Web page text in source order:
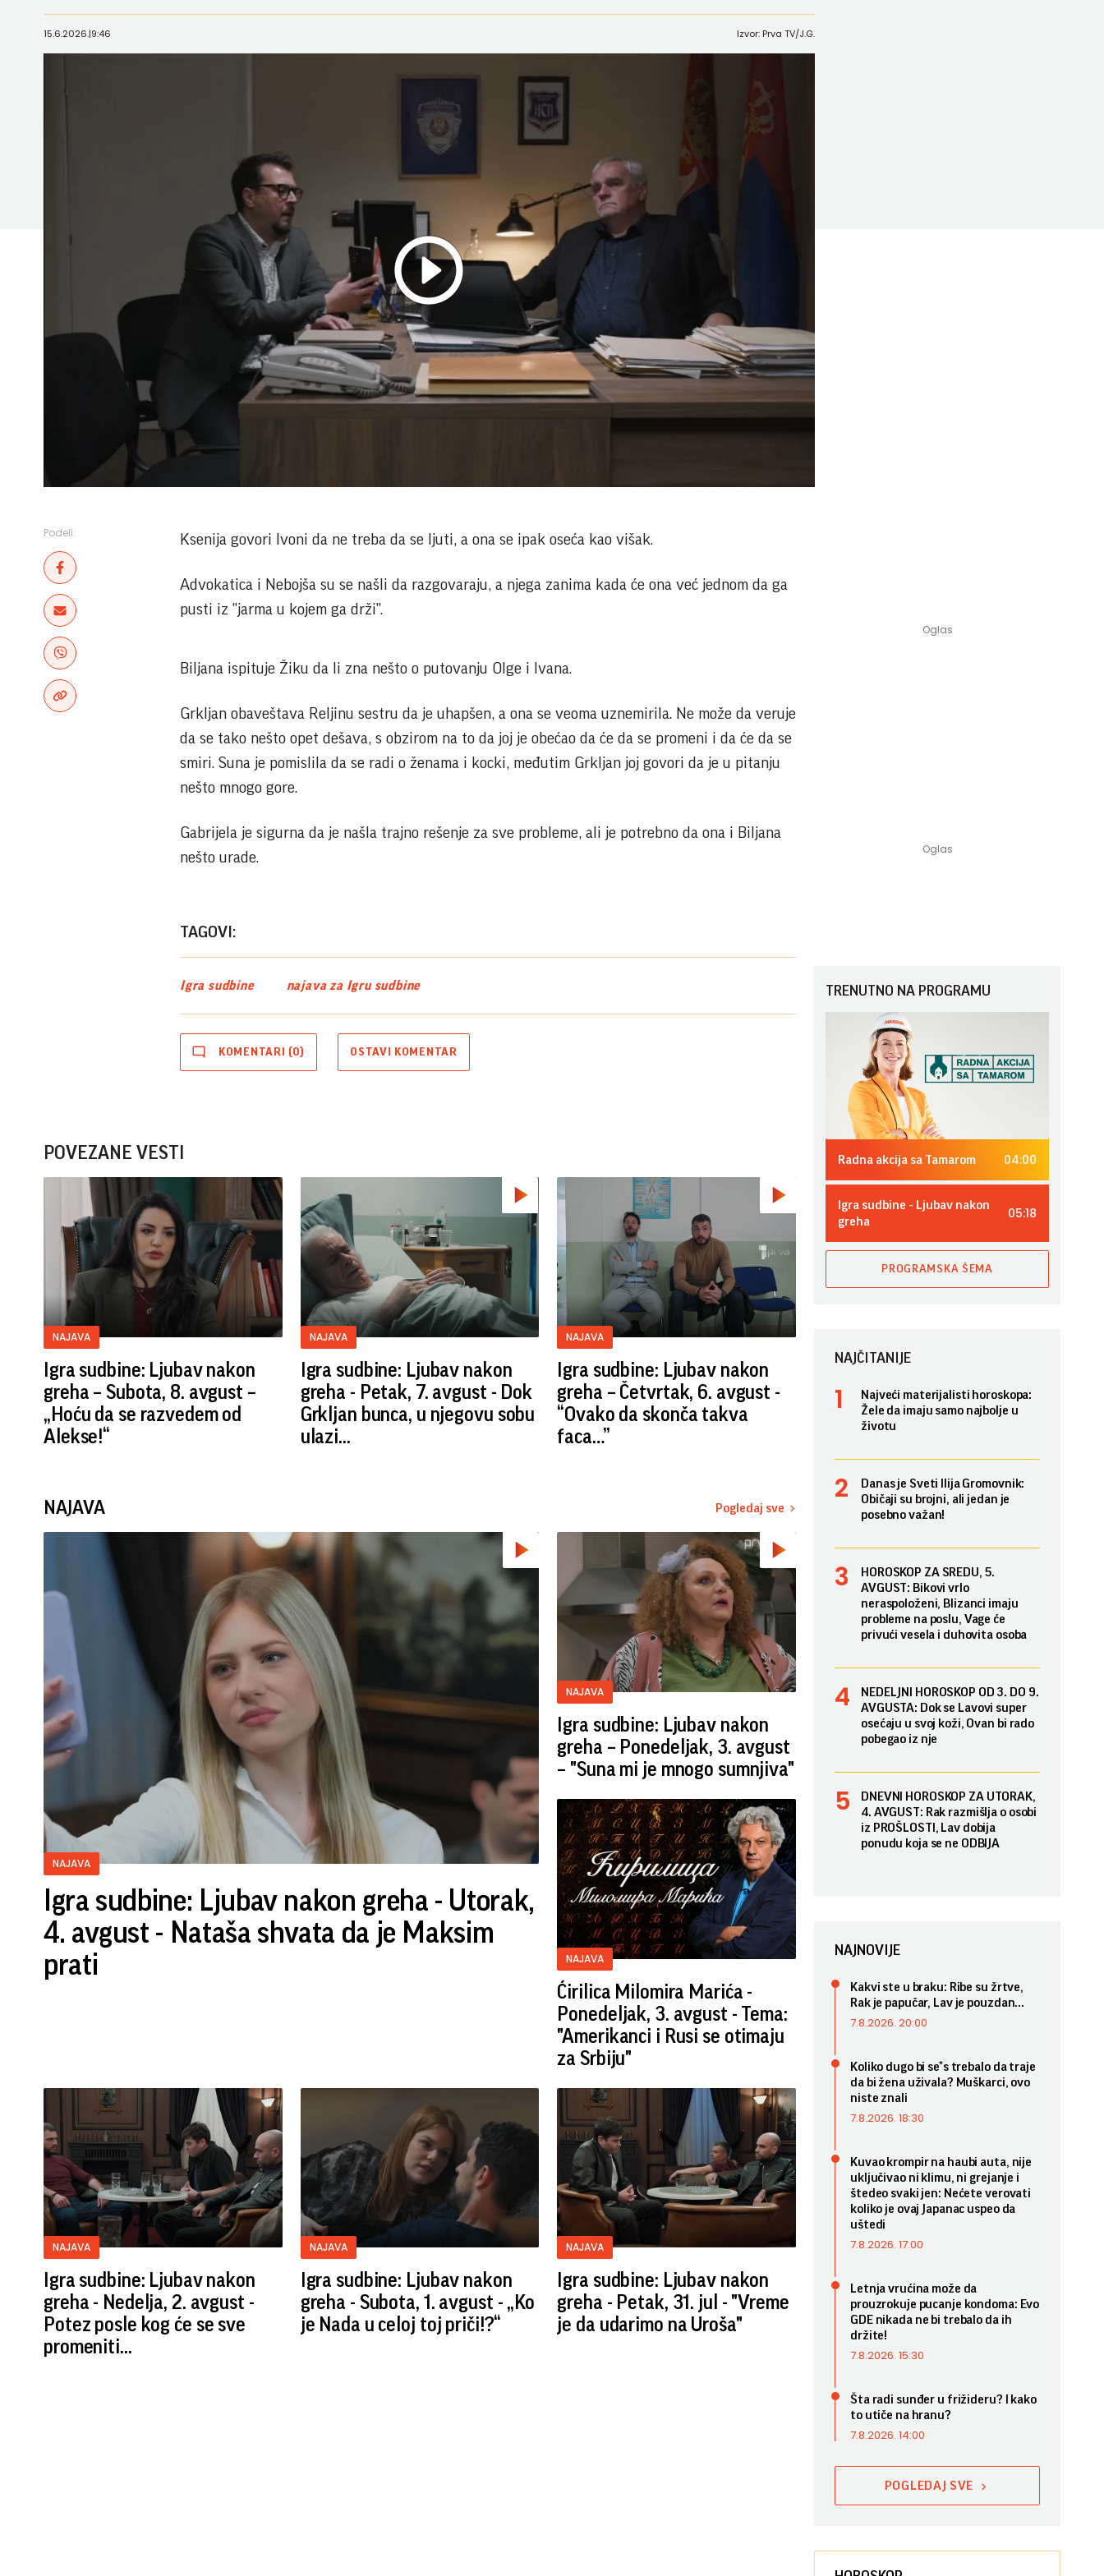
Play
Video
15.6.2026.|9:46 Izvor: Prva TV/J.G.
Podeli: Ksenija govori Ivoni da ne treba da se ljuti, a ona se ipak oseća kao višak.
Advokatica i Nebojša su se našli da razgovaraju, a njega zanima kada će ona već jednom da ga
pusti iz "jarma u kojem ga drži".
Biljana ispituje Žiku da li zna nešto o putovanju Olge i Ivana.
Grkljan obaveštava Reljinu sestru da je uhapšen, a ona se veoma uznemirila. Ne može da veruje
da se tako nešto opet dešava, s obzirom na to da joj je obećao da će da se promeni i da će da se
smiri. Suna je pomislila da se radi o ženama i kocki, međutim Grkljan joj govori da je u pitanju
nešto mnogo gore.
Gabrijela je sigurna da je našla trajno rešenje za sve probleme, ali je potrebno da ona i Biljana
nešto urade.
TAGOVI:
Igra sudbine najava za Igru sudbine
KOMENTARI (0) OSTAVI KOMENTAR
POVEZANE VESTI
NAJAVA
Igra sudbine: Ljubav nakon
greha – Subota, 8. avgust –
„Hoću da se razvedem od
Alekse!“
NAJAVA
Igra sudbine: Ljubav nakon
greha - Petak, 7. avgust - Dok
Grkljan bunca, u njegovu sobu
ulazi...
NAJAVA
Igra sudbine: Ljubav nakon
greha – Četvrtak, 6. avgust -
“Ovako da skonča takva
faca…”
NAJAVA Pogledaj sve
NAJAVA
Igra sudbine: Ljubav nakon greha - Utorak,
4. avgust - Nataša shvata da je Maksim
prati
NAJAVA
Igra sudbine: Ljubav nakon
greha – Ponedeljak, 3. avgust
– "Suna mi je mnogo sumnjiva"
NAJAVA
Ćirilica Milomira Marića -
Ponedeljak, 3. avgust - Tema:
"Amerikanci i Rusi se otimaju
za Srbiju"
NAJAVA
Igra sudbine: Ljubav nakon
greha - Nedelja, 2. avgust -
Potez posle kog će se sve
promeniti...
NAJAVA
Igra sudbine: Ljubav nakon
greha - Subota, 1. avgust - „Ko
je Nada u celoj toj priči!?“
NAJAVA
Igra sudbine: Ljubav nakon
greha - Petak, 31. jul - "Vreme
je da udarimo na Uroša"
TRENUTNO NA PROGRAMU
Radna akcija sa Tamarom 04:00
Igra sudbine - Ljubav nakon
greha
05:18
PROGRAMSKA ŠEMA
NAJČITANIJE
Najveći materijalisti horoskopa:
Žele da imaju samo najbolje u
životu
Danas je Sveti Ilija Gromovnik:
Običaji su brojni, ali jedan je
posebno važan!
HOROSKOP ZA SREDU, 5.
AVGUST: Bikovi vrlo
neraspoloženi, Blizanci imaju
probleme na poslu, Vage će
privući vesela i duhovita osoba
NEDELJNI HOROSKOP OD 3. DO 9.
AVGUSTA: Dok se Lavovi super
osećaju u svoj koži, Ovan bi rado
pobegao iz nje
DNEVNI HOROSKOP ZA UTORAK,
4. AVGUST: Rak razmišlja o osobi
iz PROŠLOSTI, Lav dobija
ponudu koja se ne ODBIJA
NAJNOVIJE
Kakvi ste u braku: Ribe su žrtve,
Rak je papučar, Lav je pouzdan...
7.8.2026. 20:00
Koliko dugo bi se*s trebalo da traje
da bi žena uživala? Muškarci, ovo
niste znali
7.8.2026. 18:30
Kuvao krompir na haubi auta, nije
uključivao ni klimu, ni grejanje i
štedeo svaki jen: Nećete verovati
koliko je ovaj Japanac uspeo da
uštedi
7.8.2026. 17:00
Letnja vrućina može da
prouzrokuje pucanje kondoma: Evo
GDE nikada ne bi trebalo da ih
držite!
7.8.2026. 15:30
Šta radi sunđer u frižideru? I kako
to utiče na hranu?
7.8.2026. 14:00
POGLEDAJ SVE